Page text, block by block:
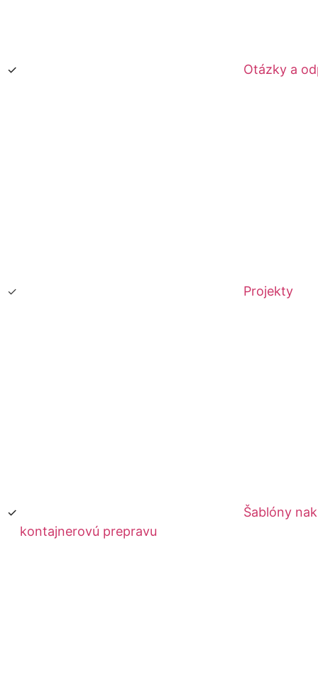
Otázky a
Projekty
Šablóny
kontajnerovú prepravu